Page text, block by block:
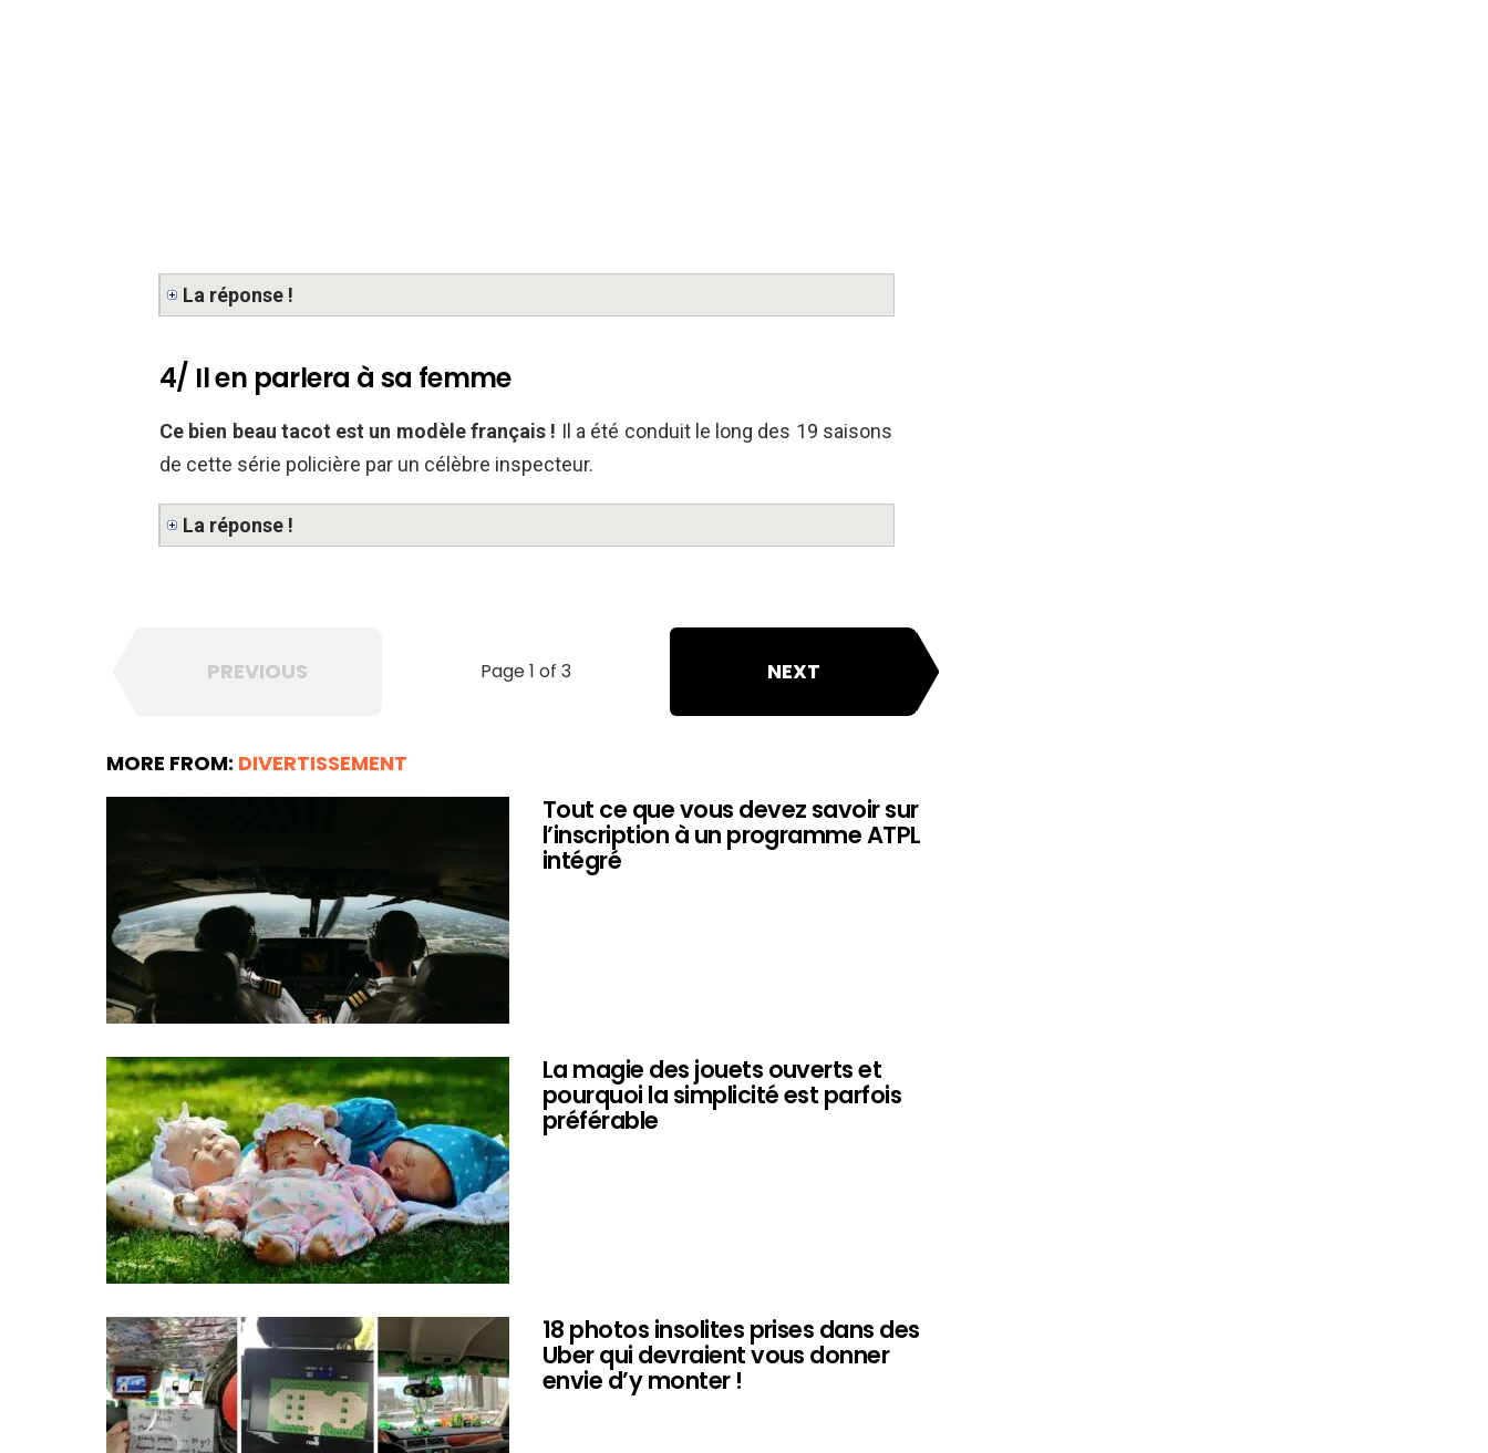
La réponse !
4/ Il en parlera à sa femme
Ce bien beau tacot est un modèle français ! Il a été conduit le long des 19 saisons
de cette série policière par un célèbre inspecteur.
La réponse !
Page 1 of 3
PREVIOUS NEXT
MORE FROM: DIVERTISSEMENT
Tout ce que vous devez savoir sur
l’inscription à un programme ATPL
intégré
La magie des jouets ouverts et
pourquoi la simplicité est parfois
préférable
18 photos insolites prises dans des
Uber qui devraient vous donner
envie d’y monter !